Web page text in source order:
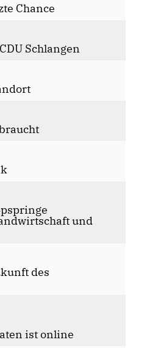
Chance
Schlangen
und
des
ist online